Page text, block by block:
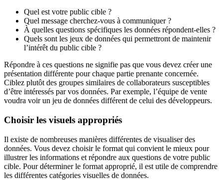
Quel est votre public cible ?
Quel message cherchez-vous à communiquer ?
À quelles questions spécifiques les données répondent-elles ?
Quels sont les jeux de données qui permettront de maintenir
l’intérêt du public cible ?
Répondre à ces questions ne signifie pas que vous devez créer une
présentation différente pour chaque partie prenante concernée.
Ciblez plutôt des groupes similaires de collaborateurs susceptibles
d’être intéressés par vos données. Par exemple, l’équipe de vente
voudra voir un jeu de données différent de celui des développeurs.
Choisir les visuels appropriés
Il existe de nombreuses manières différentes de visualiser des
données. Vous devez choisir le format qui convient le mieux pour
illustrer les informations et répondre aux questions de votre public
cible. Pour déterminer le format approprié, il est utile de comprendre
les différentes catégories visuelles de données.